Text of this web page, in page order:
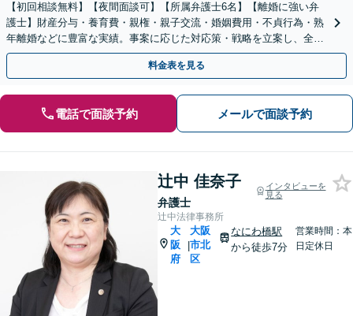
【初回相談無料】【夜間面談可】【所属弁護士6名】【離婚に強い弁
護士】財産分与・養育費・親権・親子交流・婚姻費用・不貞行為・熟
年離婚などに豊富な実績。事案に応じた対応策・戦略を立案し、全力
で闘います。明るい人生の再スタートを！
料金表を見る
電話で面談予約 メールで面談予約
辻中 佳奈子
弁護士
インタビューを
見る
辻中法律事務所
大
阪
府
|
大阪
市北
区
なにわ橋駅
から徒歩7分
営業時間：本
日定休日